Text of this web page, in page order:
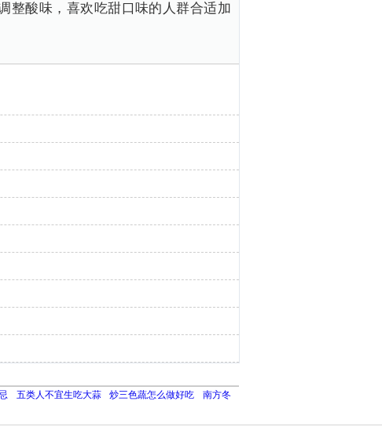
整酸味，喜欢吃甜口味的人群合适加
五类人不宜生吃大蒜 炒三色蔬怎么做好吃
南方冬